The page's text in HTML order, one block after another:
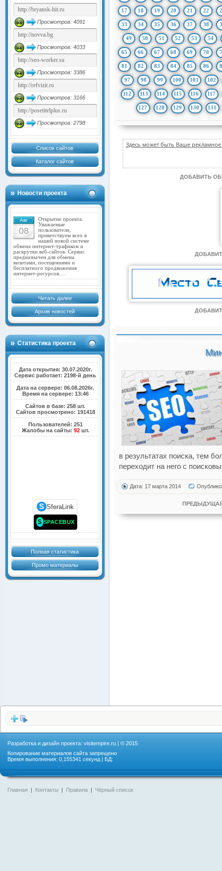
Просмотров: 4091
Просмотров: 4033
Просмотров: 3386
Просмотров: 3166
Просмотров: 2798
Список сайтов
Каталог сайтов
Новости проекта
Авг
08
Открытие проекта.
Уважаемые
пользователи,
приветствуем всех в
нашей новой системе
обмена интернет-трафиком и
раскрутки веб-сайтов. Сервис
предназначен для обмена
визитами, посещениями и
бесплатного продвижения
интернет-ресурсов.…
Читать далее
Архив новостей
Статистика проекта
Дата открытия: 30.07.2020г.
Сервис работает: 2198-й день
Дата на сервере: 06.08.2026г.
Время на сервере: 13:46
Сайтов в базе: 258 шт.
Сайтов просмотрено: 191418
Пользователей: 251
Жалобы на сайты: 92шт.
S SferaLink
S SPACEBUX
Полная статистика
Промо материалы
17 18 19 20 21 22
33 34 35 36 37 38
49 50 51 52 53 54
65 66 67 68 69 70
81 82 83 84 85 86
97 98 99 100 101 102
112 113 114 115 116 117
127 128 129 130 131
Здесь может быть Ваше
ДОБАВИТЬ
в результатах поиска, тем
переходит на него с
Дата: 17 марта 2014
Разработка и дизайн проекта: visitempire.ru | © 2015
Копирование материалов сайта запрещено
Время выполнения: 0,155341 секунд | БД:
Главная | Контакты | Правила | Чёрный список